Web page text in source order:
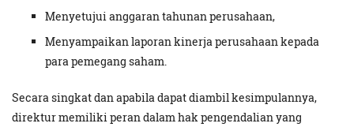
Menyetujui anggaran tahunan perusahaan,
Menyampaikan laporan kinerja perusahaan kepada
para pemegang saham.
Secara singkat dan apabila dapat diambil kesimpulannya,
direktur memiliki peran dalam hak pengendalian yang